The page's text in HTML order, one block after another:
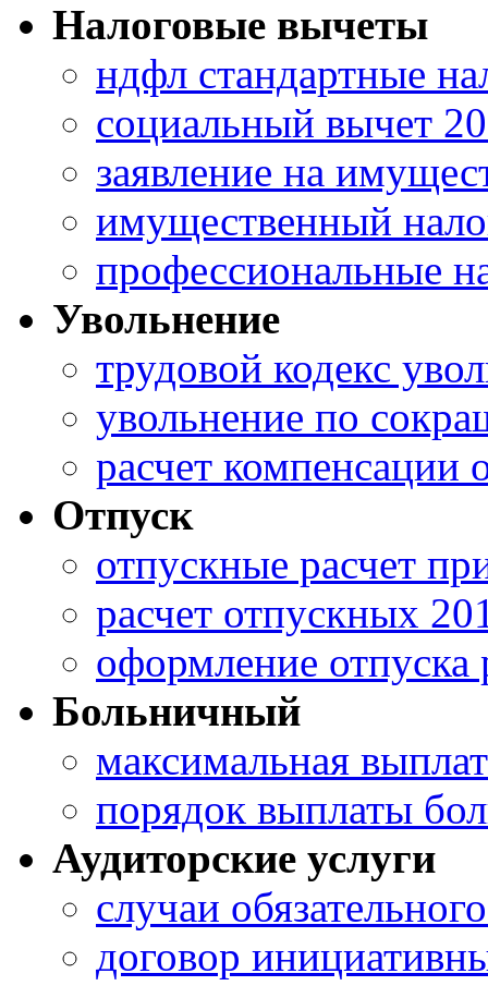
Налоговые вычеты
ндфл стандартные
социальный вычет
заявление на
имущественный
профессиональные
Увольнение
трудовой кодекс
увольнение по
расчет компенсации
Отпуск
отпускные расчет
расчет отпускных
оформление отпуска
Больничный
максимальная
порядок выплаты
Аудиторские услуги
случаи
договор